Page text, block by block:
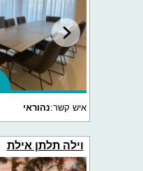
איש קשר:נהוראי
וילה תלתן אילת